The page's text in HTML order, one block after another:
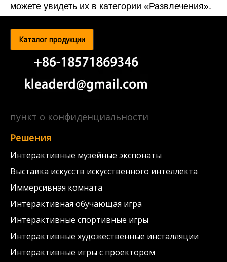
можете увидеть их в категории «Развлечения».
Каталог продукции
пункт о конфиденциальности
Решения
Интерактивные музейные экспонаты
Выставка искусств искусственного интеллекта
Иммерсивная комната
Интерактивная обучающая игра
Интерактивные спортивные игры
Интерактивные художественные инсталляции
Интерактивные игры с проектором